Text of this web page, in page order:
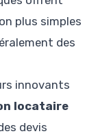
plus simples
des
innovants
locataire
devis